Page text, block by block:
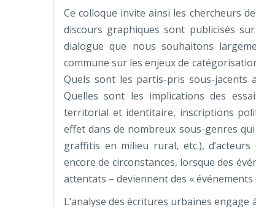
Ce colloque invite ainsi les chercheurs
discours graphiques sont publicisés
dialogue que nous souhaitons
commune sur les enjeux de
Quels sont les partis-pris sous-jacents
Quelles sont les implications des
territorial et identitaire, inscriptions
effet dans de nombreux sous-genres
graffitis en milieu rural, etc.),
encore de circonstances, lorsque des
attentats – deviennent des « événements
L’analyse des écritures urbaines